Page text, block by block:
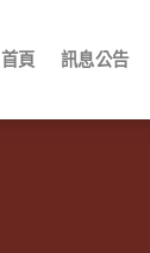
首頁 訊息公告